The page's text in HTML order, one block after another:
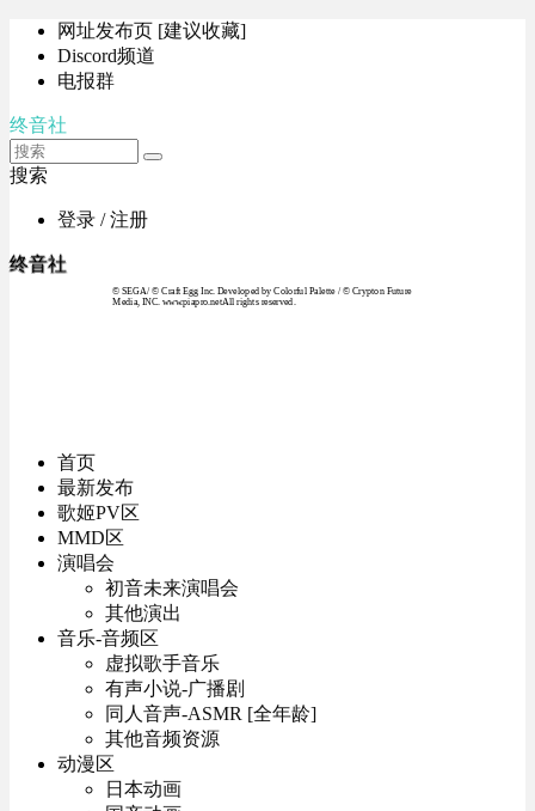
网址发布页 [建议收藏]
Discord频道
电报群
终音社
搜索
登录 / 注册
终音社
© SEGA / © Craft Egg Inc. Developed by Colorful Palette / © Crypton Future
Media, INC. www.piapro.netAll rights reserved.
首页
最新发布
歌姬PV区
MMD区
演唱会
初音未来演唱会
其他演出
音乐-音频区
虚拟歌手音乐
有声小说-广播剧
同人音声-ASMR [全年龄]
其他音频资源
动漫区
日本动画